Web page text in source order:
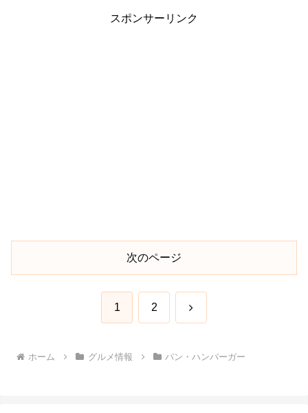
スポンサーリンク
次のページ
1 2 次
ホーム グルメ情報 パン・ハンバーガー